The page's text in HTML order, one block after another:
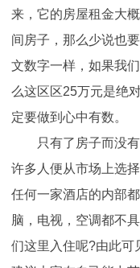
来，它的房屋租金大
间房子，那么少说也
文数字一样，如果我
么这区区25万元是绝
定要做到心中有数。
只有了房子而没
许多人便从市场上选
任何一家酒店的内部
脑，电视，空调都不
们这里入住呢?由此可